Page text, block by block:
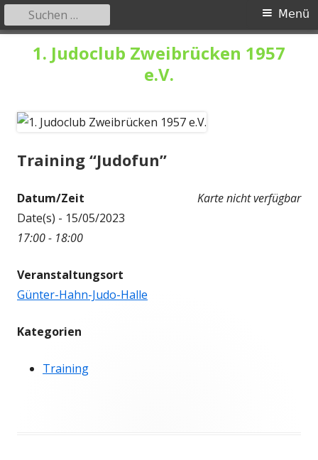
1. Judoclub Zweibrücken 1957
e.V.
Primäres
Menü
Menü
Suchen
nach:
Training “Judofun”
Karte nicht verfügbar
Datum/Zeit
Date(s) - 15/05/2023
17:00 - 18:00
Veranstaltungsort
Günter-Hahn-Judo-Halle
Kategorien
Training